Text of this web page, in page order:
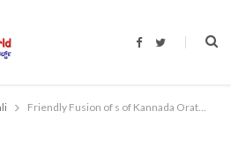
F
b
o
T
t
r
Friendly Fusion of s of Kannada Orator and Writer of Moulavi’s